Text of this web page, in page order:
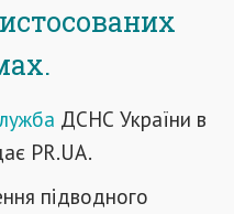
ДСНС України в
PR.UA.
підводного